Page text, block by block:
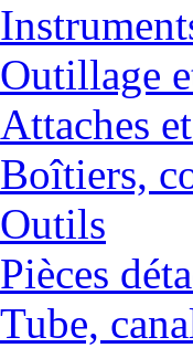
Outillage
Attaches
Boîtiers,
Outils
Pièces
Tube,